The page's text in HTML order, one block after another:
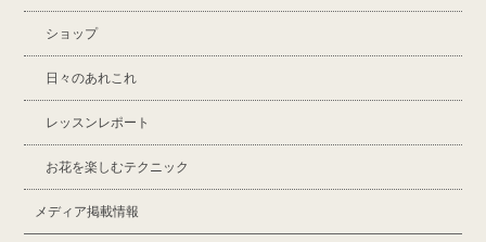
ショップ
日々のあれこれ
レッスンレポート
お花を楽しむテクニック
メディア掲載情報